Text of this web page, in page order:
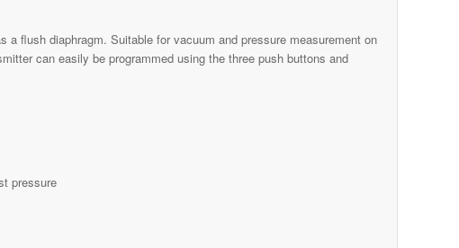
flush diaphragm. Suitable for vacuum and pressure measurement on
can easily be programmed using the three push buttons and
pressure